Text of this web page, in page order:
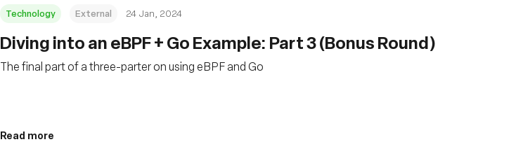
Technology External 24 Jan, 2024
Diving into an eBPF + Go Example: Part 3 (Bonus Round)
The final part of a three-parter on using eBPF and Go
Read more